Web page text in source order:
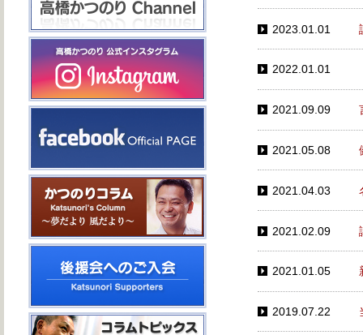
2023.01.01
2022.01.01
2021.09.09
2021.05.08
2021.04.03
2021.02.09
2021.01.05
2019.07.22